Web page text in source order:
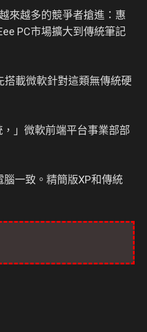
來越多的競爭者搶進：惠
PC市場擴大到傳統筆記
搭載微軟針對這類無傳統硬
」微軟前端平台事業部部
腦一致。精簡版XP和傳統